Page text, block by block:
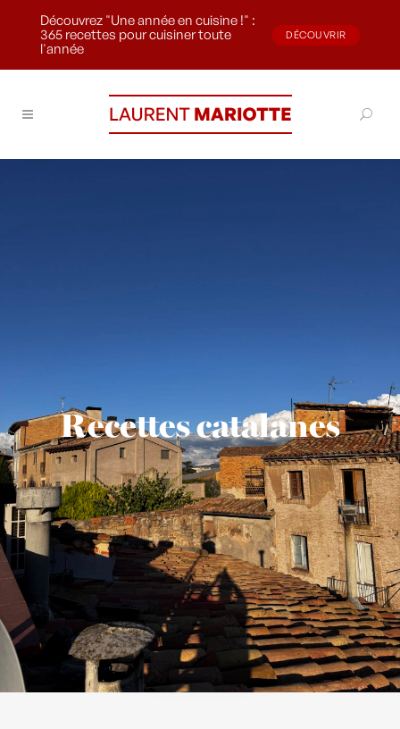
Découvrez "Une année en cuisine !" :
365 recettes pour cuisiner toute
l'année
DÉCOUVRIR
Recettes catalanes